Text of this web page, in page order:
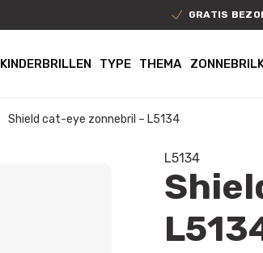
GRATIS
KINDERBRILLEN TYPE THEMA
Shield cat-eye zonnebril – L5134
L5134